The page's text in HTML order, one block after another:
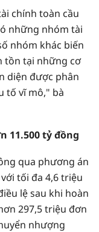
chính toàn cầu
những nhóm tài
nhóm khác biến
tồn tại những cơ
diện được phân
tố vĩ mô," bà
11.500 tỷ đồng
qua phương án
tối đa 4,6 triệu
lệ sau khi hoàn
297,5 triệu đơn
nhượng